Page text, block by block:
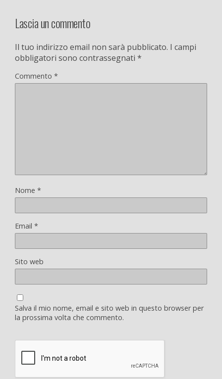
Lascia un commento
Il tuo indirizzo email non sarà pubblicato. I campi
obbligatori sono contrassegnati *
Commento *
Nome *
Email *
Sito web
Salva il mio nome, email e sito web in questo browser per
la prossima volta che commento.